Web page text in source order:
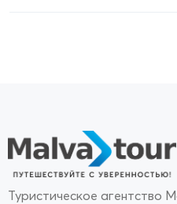
Туристическое агентство